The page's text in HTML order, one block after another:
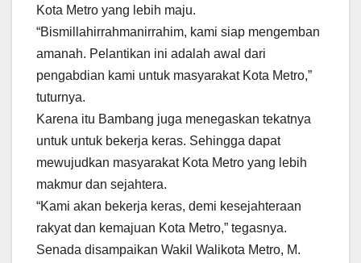
Kota Metro yang lebih maju.
“Bismillahirrahmanirrahim, kami siap mengemban
amanah. Pelantikan ini adalah awal dari
pengabdian kami untuk masyarakat Kota Metro,”
tuturnya.
Karena itu Bambang juga menegaskan tekatnya
untuk untuk bekerja keras. Sehingga dapat
mewujudkan masyarakat Kota Metro yang lebih
makmur dan sejahtera.
“Kami akan bekerja keras, demi kesejahteraan
rakyat dan kemajuan Kota Metro,” tegasnya.
Senada disampaikan Wakil Walikota Metro, M.